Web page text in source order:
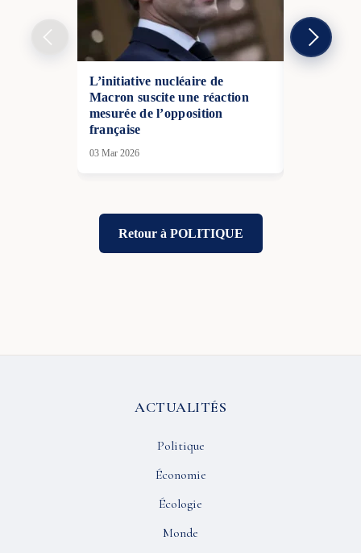
L’initiative nucléaire de
Macron suscite une réaction
mesurée de l’opposition
française
03 Mar 2026
Retour à POLITIQUE
ACTUALITÉS
Politique
Économie
Écologie
Monde